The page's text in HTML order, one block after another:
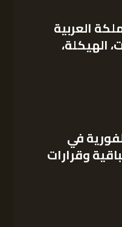
العربية
الهيكلة،
في
وقرارات